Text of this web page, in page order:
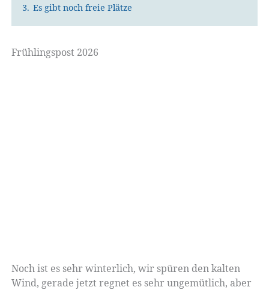
3. Es gibt noch freie Plätze
Frühlingspost 2026
Noch ist es sehr winterlich, wir spüren den kalten
Wind, gerade jetzt regnet es sehr ungemütlich, aber